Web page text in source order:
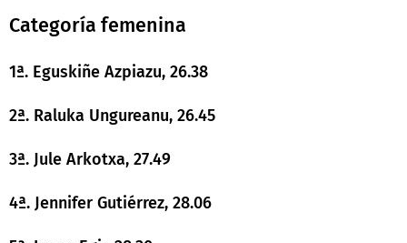
Categoría femenina
1ª. Eguskiñe Azpiazu, 26.38
2ª. Raluka Ungureanu, 26.45
3ª. Jule Arkotxa, 27.49
4ª. Jennifer Gutiérrez, 28.06